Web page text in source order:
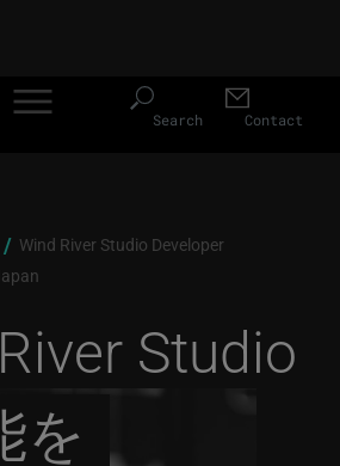
JP Search Contact
Wind River Studio Developer
Studio
を